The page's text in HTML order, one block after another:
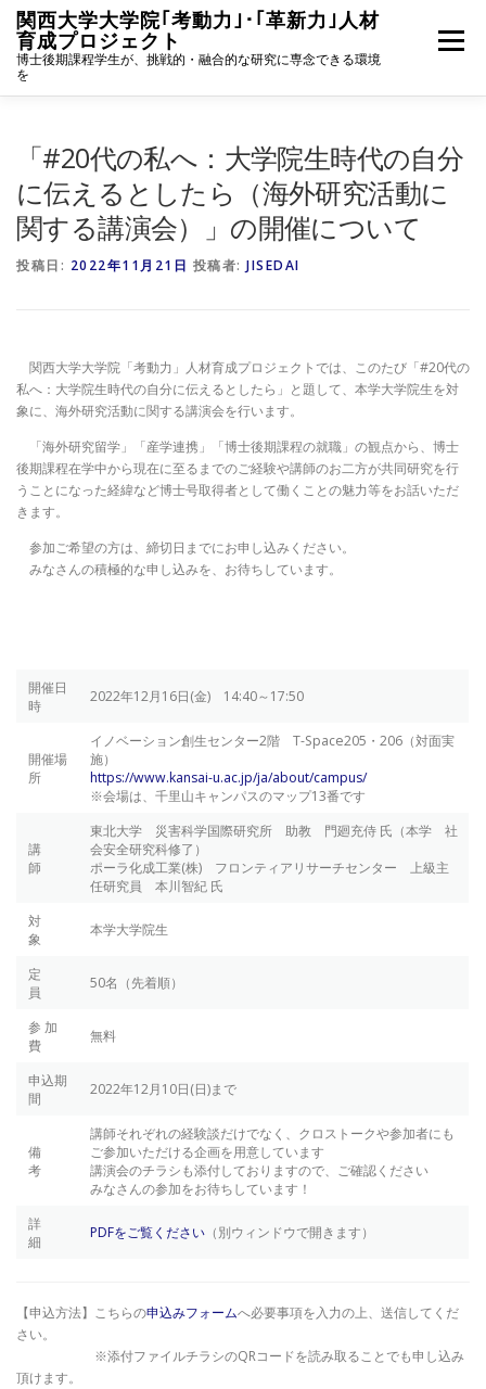
ツ
関西大学大学院｢考動力｣･｢革新力｣人材
育成プロジェクト
博士後期課程学生が、挑戦的・融合的な研究に専念できる環境
を
メニュー
学生募集 採用者活動報告 ニュース一覧
「#20代の私へ：大学院生時代の自分
に伝えるとしたら（海外研究活動に
関する講演会）」の開催について
投稿日: 2022年11月21日 投稿者: JISEDAI
関西大学大学院「考動力」人材育成プロジェクトでは、このたび「#20代の
私へ：大学院生時代の自分に伝えるとしたら」と題して、本学大学院生を対
象に、海外研究活動に関する講演会を行います。
「海外研究留学」「産学連携」「博士後期課程の就職」の観点から、博士
後期課程在学中から現在に至るまでのご経験や講師のお二方が共同研究を行
うことになった経緯など博士号取得者として働くことの魅力等をお話いただ
きます。
参加ご希望の方は、締切日までにお申し込みください。
みなさんの積極的な申し込みを、お待ちしています。
開催日
時
2022年12月16日(金) 14:40～17:50
開催場
所
イノベーション創生センター2階 T-Space205・206（対面実
施）
https://www.kansai-u.ac.jp/ja/about/campus/
※会場は、千里山キャンパスのマップ13番です
講
師
東北大学 災害科学国際研究所 助教 門廻充侍 氏（本学 社
会安全研究科修了）
ポーラ化成工業(株) フロンティアリサーチセンター 上級主
任研究員 本川智紀 氏
対
象
本学大学院生
定
員
50名（先着順）
参 加
費
無料
申込期
間
2022年12月10日(日)まで
備
考
講師それぞれの経験談だけでなく、クロストークや参加者にも
ご参加いただける企画を用意しています
講演会のチラシも添付しておりますので、ご確認ください
みなさんの参加をお待ちしています！
詳
細
PDFをご覧ください（別ウィンドウで開きます）
【申込方法】こちらの申込みフォームへ必要事項を入力の上、送信してくだ
さい。
※添付ファイルチラシのQRコードを読み取ることでも申し込み
頂けます。